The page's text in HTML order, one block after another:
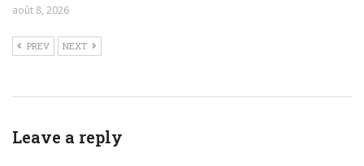
août 8, 2026
PREV NEXT
Leave a reply